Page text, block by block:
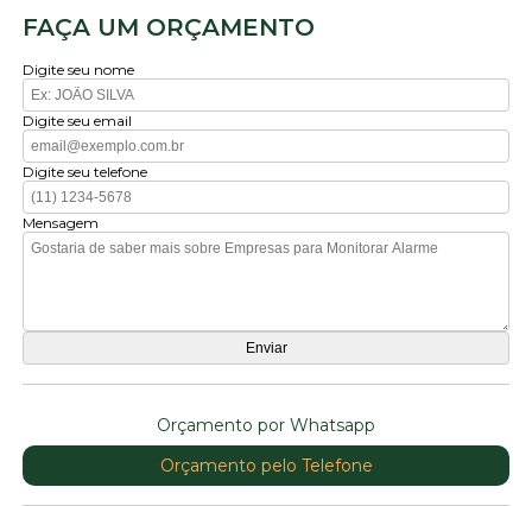
FAÇA UM ORÇAMENTO
Digite seu nome
Digite seu email
Digite seu telefone
Mensagem
Orçamento por Whatsapp
Orçamento pelo Telefone